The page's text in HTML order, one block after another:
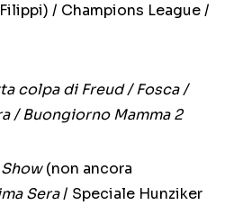
/ Champions League /
colpa di Freud / Fosca /
/ Buongiorno Mamma 2
(non ancora
Sera/ Speciale Hunziker